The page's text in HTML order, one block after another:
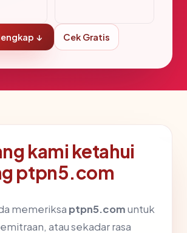
↓ Cek Gratis
kami ketahui
ptpn5.com
memeriksa ptpn5.comuntuk
atau sekadar rasa